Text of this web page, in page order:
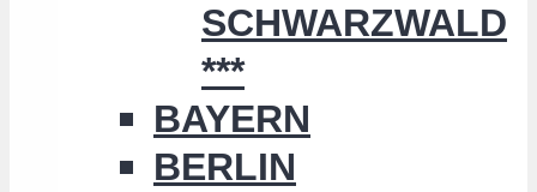
SCHWARZWALD
***
BAYERN
BERLIN